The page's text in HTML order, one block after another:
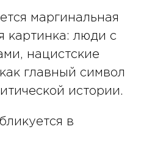
маргинальная
картинка: люди с
нацистские
главный символ
истории.
в